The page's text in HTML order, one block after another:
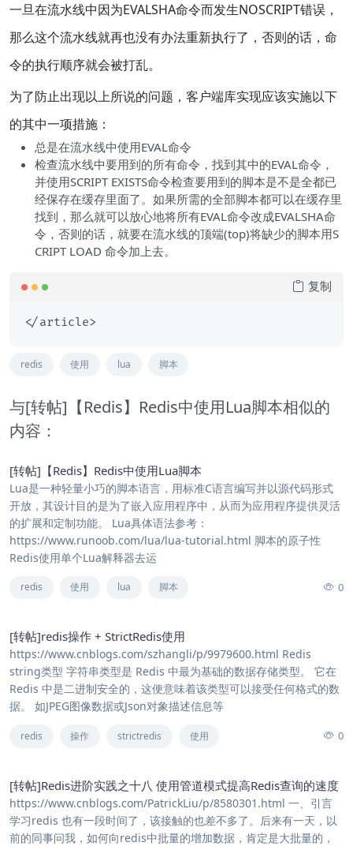
一旦在流水线中因为EVALSHA命令而发生NOSCRIPT错误，
那么这个流水线就再也没有办法重新执行了，否则的话，命
令的执行顺序就会被打乱。
为了防止出现以上所说的问题，客户端库实现应该实施以下
的其中一项措施：
总是在流水线中使用EVAL命令
检查流水线中要用到的所有命令，找到其中的EVAL命令，
并使用SCRIPT EXISTS命令检查要用到的脚本是不是全都已
经保存在缓存里面了。如果所需的全部脚本都可以在缓存里
找到，那么就可以放心地将所有EVAL命令改成EVALSHA命
令，否则的话，就要在流水线的顶端(top)将缺少的脚本用S
CRIPT LOAD 命令加上去。
复制
redis 使用 lua 脚本
与[转帖]【Redis】Redis中使用Lua脚本相似的
内容：
[转帖]【Redis】Redis中使用Lua脚本
Lua是一种轻量小巧的脚本语言，用标准C语言编写并以源代码形式
开放，其设计目的是为了嵌入应用程序中，从而为应用程序提供灵活
的扩展和定制功能。 Lua具体语法参考：
https://www.runoob.com/lua/lua-tutorial.html 脚本的原子性
Redis使用单个Lua解释器去运
redis 使用 lua 脚本 0
[转帖]redis操作 + StrictRedis使用
https://www.cnblogs.com/szhangli/p/9979600.html Redis
string类型 字符串类型是 Redis 中最为基础的数据存储类型。 它在
Redis 中是二进制安全的，这便意味着该类型可以接受任何格式的数
据。 如JPEG图像数据或Json对象描述信息等
redis 操作 strictredis 使用 0
[转帖]Redis进阶实践之十八 使用管道模式提高Redis查询的速度
https://www.cnblogs.com/PatrickLiu/p/8580301.html 一、引言
学习redis 也有一段时间了，该接触的也差不多了。后来有一天，以
前的同事问我，如何向redis中批量的增加数据，肯定是大批量的，